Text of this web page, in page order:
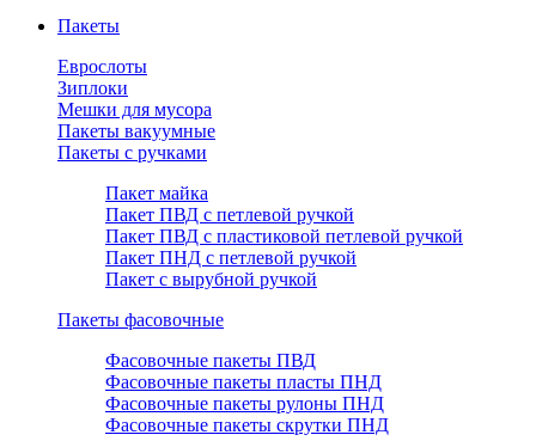
Пакеты
Еврослоты
Зиплоки
Мешки для мусора
Пакеты вакуумные
Пакеты с ручками
Пакет майка
Пакет ПВД с петлевой ручкой
Пакет ПВД с пластиковой петлевой ручкой
Пакет ПНД с петлевой ручкой
Пакет с вырубной ручкой
Пакеты фасовочные
Фасовочные пакеты ПВД
Фасовочные пакеты пласты ПНД
Фасовочные пакеты рулоны ПНД
Фасовочные пакеты скрутки ПНД